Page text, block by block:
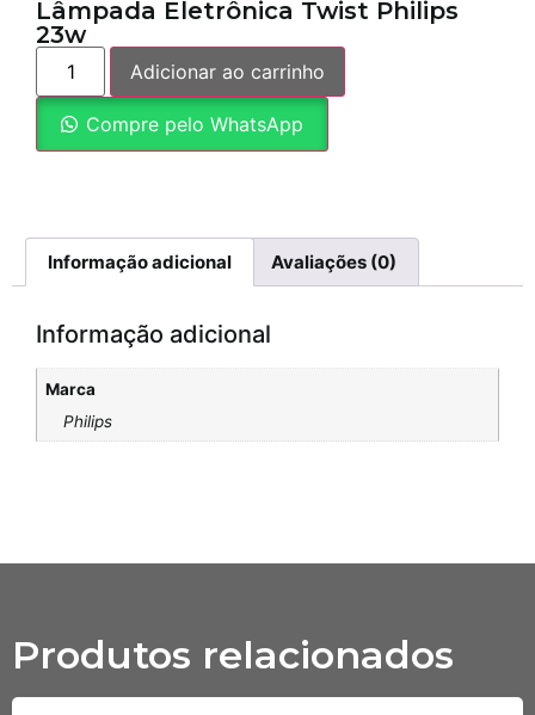
Lâmpada Eletrônica Twist Philips
23w
Adicionar ao carrinho
Compre pelo WhatsApp
Informação adicional Avaliações (0)
Informação adicional
Marca
Philips
Produtos relacionados